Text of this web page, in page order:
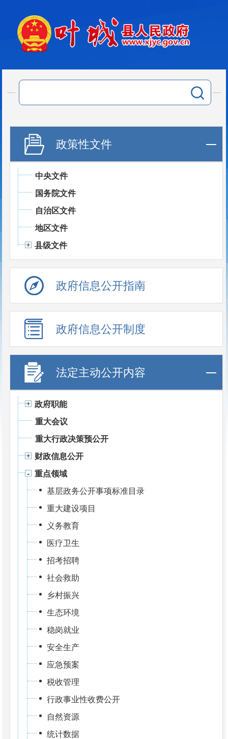
政策性文件
中央文件
国务院文件
自治区文件
地区文件
县级文件
政府信息公开指南
政府信息公开制度
法定主动公开内容
政府职能
重大会议
重大行政决策预公开
财政信息公开
重点领域
基层政务公开事项标准目录
重大建设项目
义务教育
医疗卫生
招考招聘
社会救助
乡村振兴
生态环境
稳岗就业
安全生产
应急预案
税收管理
行政事业性收费公开
自然资源
统计数据